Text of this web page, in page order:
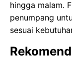
hingga malam.
penumpang
sesuai